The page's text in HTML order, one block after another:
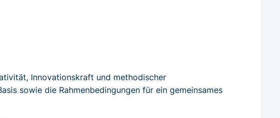
Innovationskraft und methodischer
sowie die Rahmenbedingungen für ein gemeinsames